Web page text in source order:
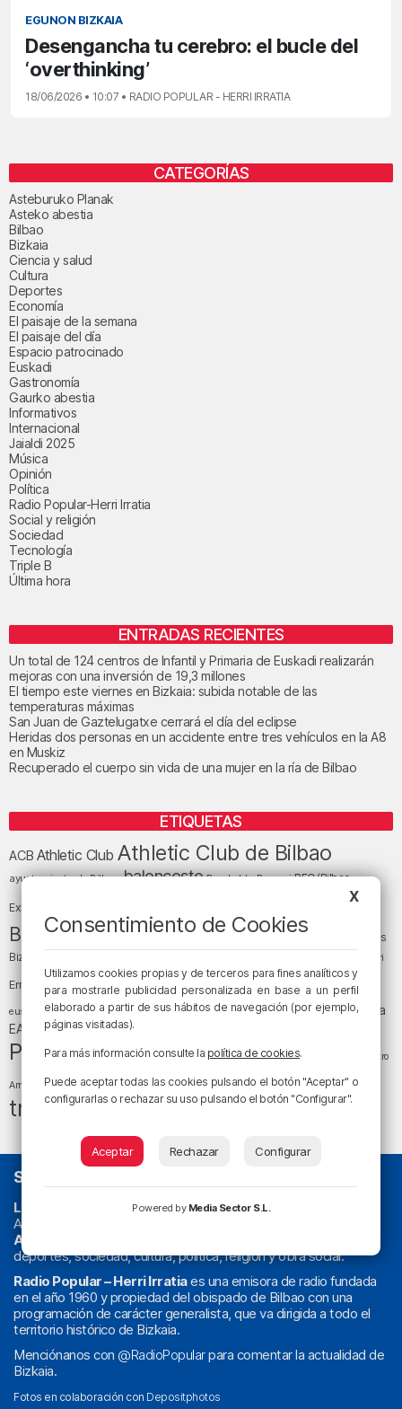
EGUNON BIZKAIA
Desengancha tu cerebro: el bucle del
‘overthinking’
18/06/2026 • 10:07 • RADIO POPULAR - HERRI IRRATIA
CATEGORÍAS
Asteburuko Planak
Asteko abestia
Bilbao
Bizkaia
Ciencia y salud
Cultura
Deportes
Economía
El paisaje de la semana
El paisaje del día
Espacio patrocinado
Euskadi
Gastronomía
Gaurko abestia
Informativos
Internacional
Jaialdi 2025
Música
Opinión
Política
Radio Popular-Herri Irratia
Social y religión
Sociedad
Tecnología
Triple B
Última hora
ENTRADAS RECIENTES
Un total de 124 centros de Infantil y Primaria de Euskadi realizarán
mejoras con una inversión de 19,3 millones
El tiempo este viernes en Bizkaia: subida notable de las
temperaturas máximas
San Juan de Gaztelugatxe cerrará el día del eclipse
Heridas dos personas en un accidente entre tres vehículos en la A8
en Muskiz
Recuperado el cuerpo sin vida de una mujer en la ría de Bilbao
ETIQUETAS
ACB Athletic Club Athletic Club de Bilbao
ayuntamiento de Bilbao baloncesto Barakaldo Basauri BEC (Bilbao
Exhibition Center) Bizkaia
Bizkaia y sus comarcas Copa del Rey cultura
Cáritas
Bizkaia
Diócesis de Bilbao el tiempo Enkarterri
Ernesto Valverde Ertzaintza Euskadi (País Vasco)
euskera fiestas fútbol Gobierno vasco juanma jubera LaLiga LaLiga
EA Sports Liga Endesa
Política religión San Mamés sociedadsucesos Teatro
Arriaga tiempotiempo atmosféricotráfico
tráfico en Bizkaia
SOBRE NOSOTROS
La radio sin cadenas. Desde 1960 haciendo radio en Bilbao.
Actualidad y
Athletic
deportes, sociedad, cultura, política, religión y obra social.
Radio Popular – Herri Irratiaes una emisora de radio fundada
en el año 1960 y propiedad del obispado de Bilbao con una
programación de carácter generalista, que va dirigida a todo el
territorio histórico de Bizkaia.
Menciónanos con @RadioPopularpara comentar la actualidad de
Bizkaia.
Fotos en colaboración con Depositphotos
X
Consentimiento de Cookies
Utilizamos cookies propias y de terceros para fines analíticos y
para mostrarle publicidad personalizada en base a un perfil
elaborado a partir de sus hábitos de navegación (por ejemplo,
páginas visitadas).
Para más información consulte la política de cookies.
Puede aceptar todas las cookies pulsando el botón "Aceptar" o
configurarlas o rechazar su uso pulsando el botón "Configurar".
Aceptar Rechazar Configurar
Powered by Media Sector S.L.